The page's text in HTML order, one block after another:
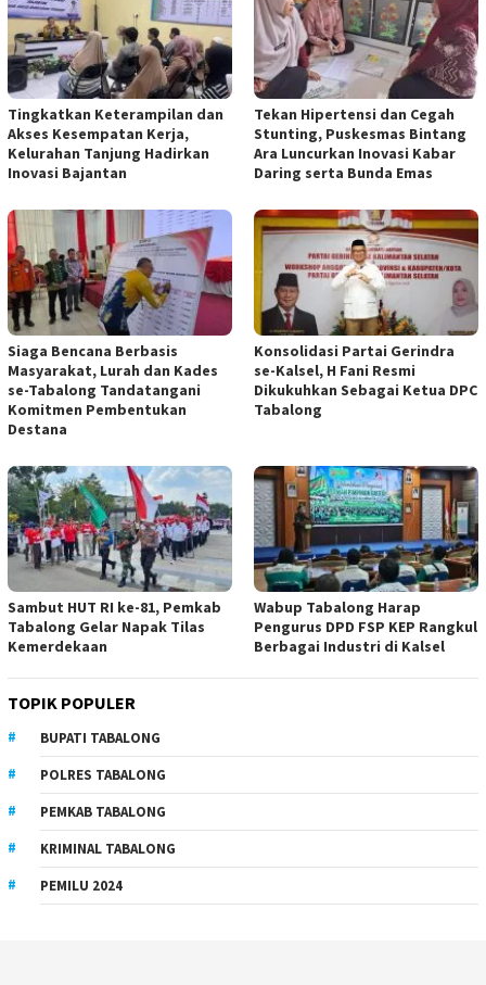
Tingkatkan Keterampilan dan
Akses Kesempatan Kerja,
Kelurahan Tanjung Hadirkan
Inovasi Bajantan
Tekan Hipertensi dan Cegah
Stunting, Puskesmas Bintang
Ara Luncurkan Inovasi Kabar
Daring serta Bunda Emas
Siaga Bencana Berbasis
Masyarakat, Lurah dan Kades
se-Tabalong Tandatangani
Komitmen Pembentukan
Destana
Konsolidasi Partai Gerindra
se-Kalsel, H Fani Resmi
Dikukuhkan Sebagai Ketua DPC
Tabalong
Sambut HUT RI ke-81, Pemkab
Tabalong Gelar Napak Tilas
Kemerdekaan
Wabup Tabalong Harap
Pengurus DPD FSP KEP Rangkul
Berbagai Industri di Kalsel
TOPIK POPULER
BUPATI TABALONG
POLRES TABALONG
PEMKAB TABALONG
KRIMINAL TABALONG
PEMILU 2024